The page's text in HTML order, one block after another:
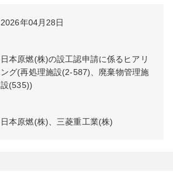
2026年04月28日
日本原燃(株)の設工認申請に係るヒアリ
ング(再処理施設(2-587)、廃棄物管理施
設(535))
日本原燃(株)、三菱重工業(株)